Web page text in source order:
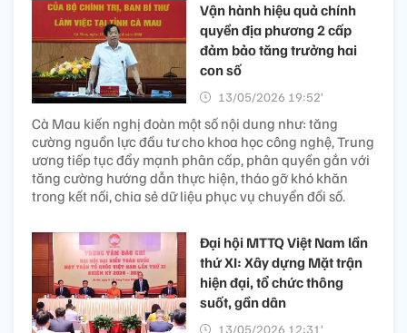
Vận hành hiệu quả chính
quyền địa phương 2 cấp
đảm bảo tăng trưởng hai
con số
13/05/2026 19:52’
Cà Mau kiến nghị đoàn một số nội dung như: tăng
cường nguồn lực đầu tư cho khoa học công nghệ, Trung
ương tiếp tục đẩy mạnh phân cấp, phân quyền gắn với
tăng cường hướng dẫn thực hiện, tháo gỡ khó khăn
trong kết nối, chia sẻ dữ liệu phục vụ chuyển đổi số.
Đại hội MTTQ Việt Nam lần
thứ XI: Xây dựng Mặt trận
hiện đại, tổ chức thông
suốt, gần dân
13/05/2026 12:31’